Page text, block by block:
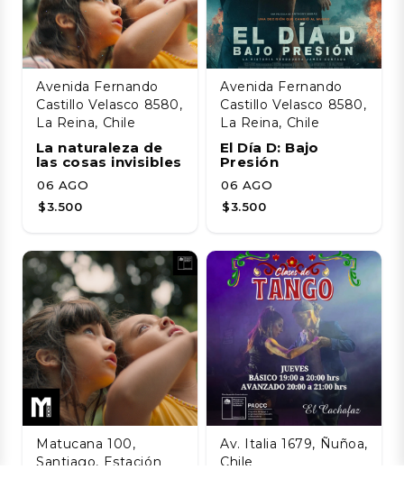
Avenida Fernando
Castillo Velasco 8580,
La Reina, Chile
La naturaleza de
las cosas invisibles
06 AGO
$3.500
Avenida Fernando
Castillo Velasco 8580,
La Reina, Chile
El Día D: Bajo
Presión
06 AGO
$3.500
Matucana 100,
Santiago, Estación
Av. Italia 1679, Ñuñoa,
Chile